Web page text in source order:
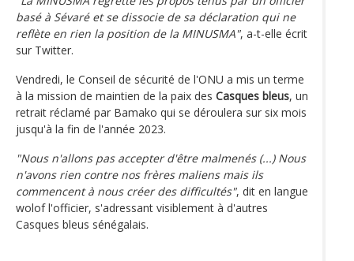
basé à Sévaré et se dissocie de sa déclaration qui ne
reflète en rien la position de la MINUSMA", a-t-elle écrit
sur Twitter.
Vendredi, le Conseil de sécurité de l'ONU a mis un terme
à la mission de maintien de la paix des Casques bleus, un
retrait réclamé par Bamako qui se déroulera sur six mois
jusqu'à la fin de l'année 2023.
"Nous n'allons pas accepter d'être malmenés (...) Nous
n'avons rien contre nos frères maliens mais ils
commencent à nous créer des difficultés", dit en langue
wolof l'officier, s'adressant visiblement à d'autres
Casques bleus sénégalais.